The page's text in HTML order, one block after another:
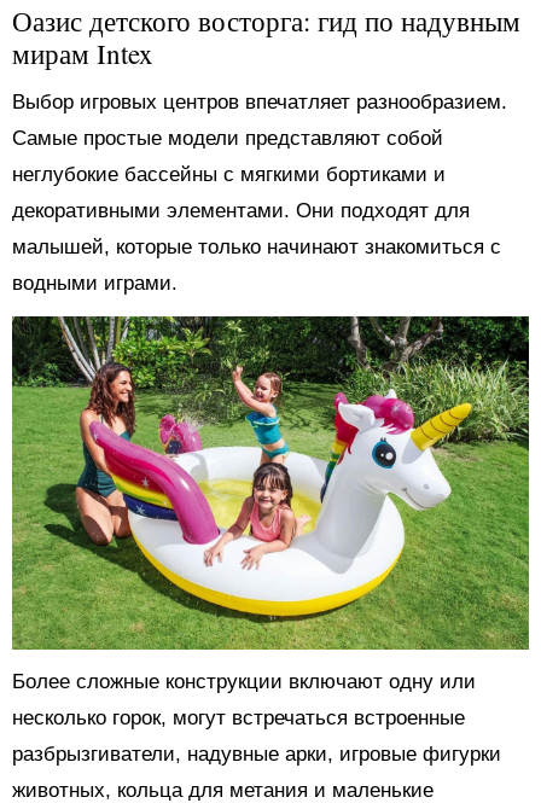
Оазис детского восторга: гид по надувным
мирам Intex
Выбор игровых центров впечатляет разнообразием.
Самые простые модели представляют собой
неглубокие бассейны с мягкими бортиками и
декоративными элементами. Они подходят для
малышей, которые только начинают знакомиться с
водными играми.
Более сложные конструкции включают одну или
несколько горок, могут встречаться встроенные
разбрызгиватели, надувные арки, игровые фигурки
животных, кольца для метания и маленькие